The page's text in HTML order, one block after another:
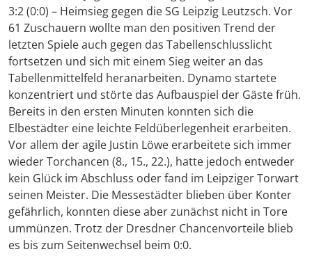
3:2 (0:0) – Heimsieg gegen die SG Leipzig Leutzsch. Vor
61 Zuschauern wollte man den positiven Trend der
letzten Spiele auch gegen das Tabellenschlusslicht
fortsetzen und sich mit einem Sieg weiter an das
Tabellenmittelfeld heranarbeiten. Dynamo startete
konzentriert und störte das Aufbauspiel der Gäste früh.
Bereits in den ersten Minuten konnten sich die
Elbestädter eine leichte Feldüberlegenheit erarbeiten.
Vor allem der agile Justin Löwe erarbeitete sich immer
wieder Torchancen (8., 15., 22.), hatte jedoch entweder
kein Glück im Abschluss oder fand im Leipziger Torwart
seinen Meister. Die Messestädter blieben über Konter
gefährlich, konnten diese aber zunächst nicht in Tore
ummünzen. Trotz der Dresdner Chancenvorteile blieb
es bis zum Seitenwechsel beim 0:0.